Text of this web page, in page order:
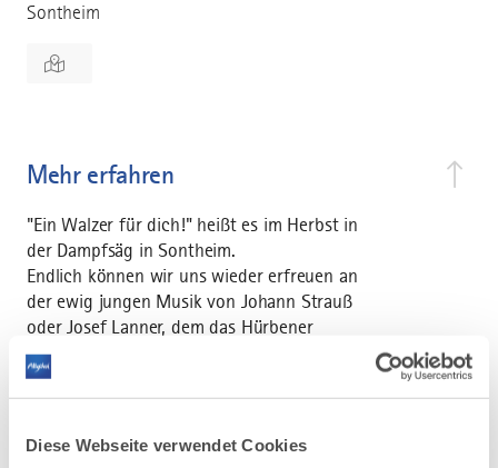
Diese Webseite verwendet Cookies
Sontheim
Mehr erfahren
"Ein Walzer für dich!" heißt es im Herbst in
der Dampfsäg in Sontheim.
Endlich können wir uns wieder erfreuen an
der ewig jungen Musik von Johann Strauß
oder Josef Lanner, dem das Hürbener
Ballorchester unter der Leitung von Uwe
Rachuth den unvergleichlichen Charme der
guten alten Zeit verleihen wird. Aber auch
Zwanziger Jahre, wie Tango, Foxtrott, Rumba